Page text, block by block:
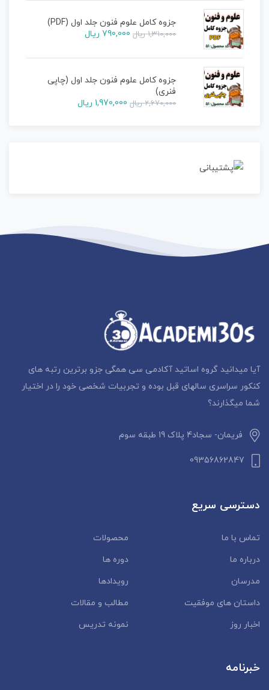
جزوه کامل علوم فنون جلد اول (PDF)
1,310,000 ریال 790,000 ریال
جزوه کامل علوم فنون جلد اول (چاپی
فنری)
2,670,000 ریال 1,970,000 ریال
آیا میدانید گروه اساتید آکادمی سی همگی جزو برترین رتبه های
کنکور سراسری سالهای قبل بوده و تجربیات شخصی خود را در اختیار
شما میگذارند؟
فریمان- سجاد4 پلاک 19 طبقه سوم
09356862847
دسترسی سریع
تماس با ما
محصولات
درباره ما
دوره ها
مدرسان
رویدادها
داستان‌ های موفقیت
مطالب و مقالات
اخبار روز
نمونه تدریس
خبرنامه